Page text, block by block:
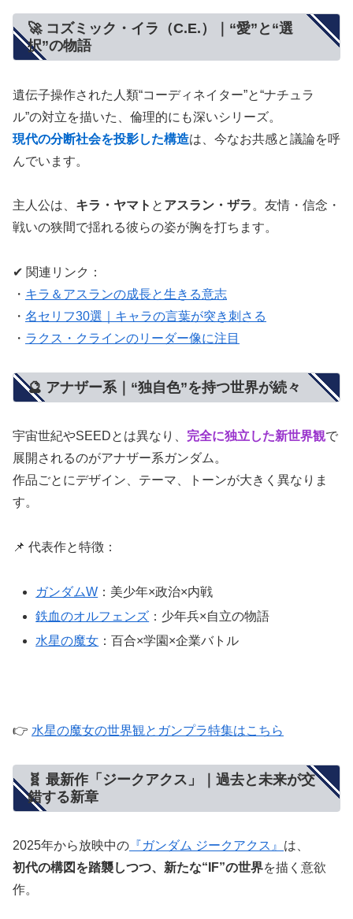
🚀 コズミック・イラ（C.E.）｜“愛”と“選
択”の物語
遺伝子操作された人類“コーディネイター”と“ナチュラ
ル”の対立を描いた、倫理的にも深いシリーズ。
現代の分断社会を投影した構造は、今なお共感と議論を呼
んでいます。
主人公は、 キラ・ヤマト と アスラン・ザラ 。友情・信念・
戦いの狭間で揺れる彼らの姿が胸を打ちます。
✔ 関連リンク：
・ キラ＆アスランの成長と生きる意志
・ 名セリフ30選｜キャラの言葉が突き刺さる
・ ラクス・クラインのリーダー像に注目
🔮 アナザー系｜“独自色”を持つ世界が続々
宇宙世紀やSEEDとは異なり、 完全に独立した新世界観で
展開されるのがアナザー系ガンダム。
作品ごとにデザイン、テーマ、トーンが大きく異なりま
す。
📌 代表作と特徴：
ガンダムW ：美少年×政治×内戦
鉄血のオルフェンズ ：少年兵×自立の物語
水星の魔女 ：百合×学園×企業バトル
👉 水星の魔女の世界観とガンプラ特集はこちら
🧬 最新作「ジークアクス」｜過去と未来が交
錯する新章
2025年から放映中の 『ガンダム ジークアクス』 は、
初代の構図を踏襲しつつ、新たな“IF”の世界を描く意欲
作。